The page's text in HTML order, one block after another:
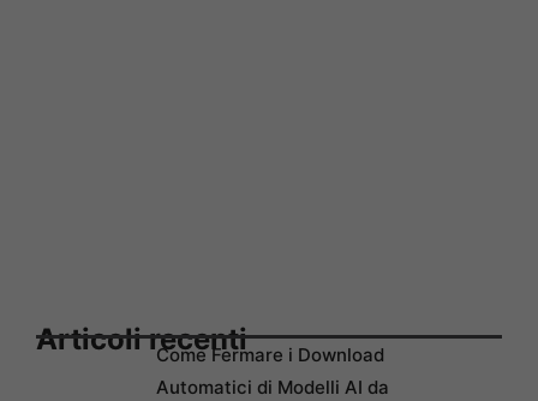
Articoli recentiCome Fermare i Download
Automatici di Modelli AI da